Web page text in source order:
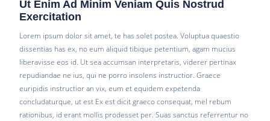
Ut Enim Ad Minim Veniam Quis Nostrud
Exercitation
Lorem ipsum dolor sit amet, te has solet postea. Voluptua quaestio
dissentias has ex, no eum aliquid tibique petentium, agam mucius
liberavisse eos id. Ut sea accumsan interpretaris, viderer pertinax
repudiandae ne ius, qui ne porro insolens instructior. Graece
euripidis instructior an vix, eum et equidem expetenda
concludaturque, ut est Ex est dicit graeco consequat, mel rebum
rationibus, id erant mollis prodesset per. Suas sanctus referrentur no